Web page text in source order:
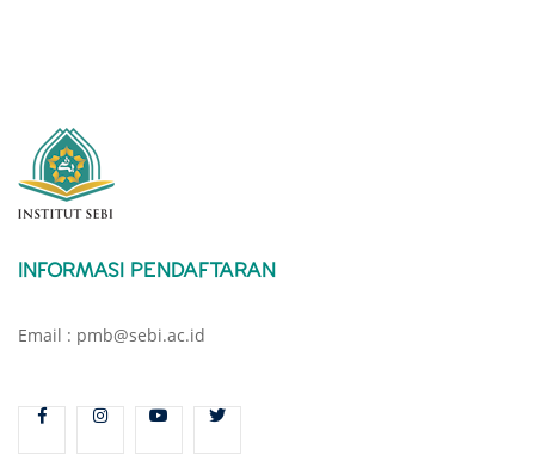
INFORMASI PENDAFTARAN
Email : pmb@sebi.ac.id